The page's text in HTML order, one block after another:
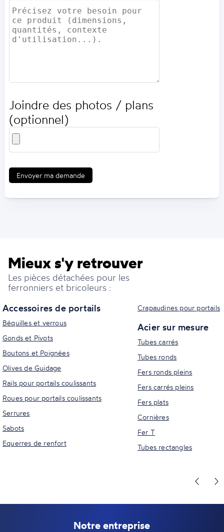
Joindre des photos / plans
(optionnel)
Envoyer ma demande
Mieux s'y retrouver
Les pièces détachées pour les
ferronniers et bricoleurs :
Accessoires de portails
Béquilles et verrous
Gonds et Pivots
Boutons et Poignées
Olives de Guidage
Rails pour portails coulissants
Roues pour portails coulissants
Serrures
Sabots
Equerres de renfort
Crapaudines pour portails
Acier sur mesure
Tubes carrés
Tubes ronds
Fers ronds pleins
Fers carrés pleins
Fers plats
Cornières
Fer T
Tubes rectangles
Notre entreprise